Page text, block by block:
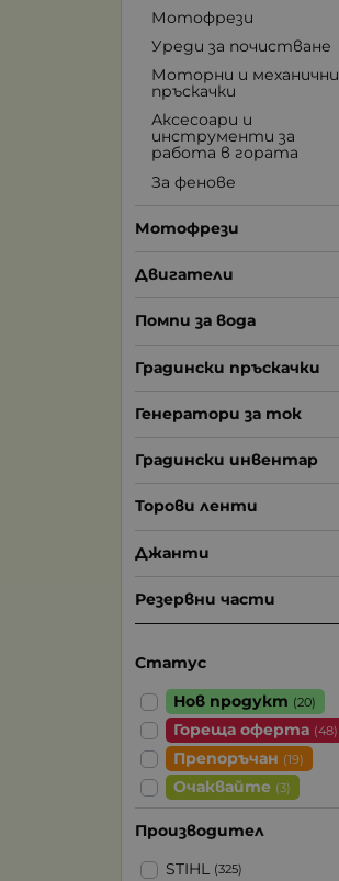
Мотофрези
Уреди за почистване
Моторни и механични
пръскачки
Аксесоари и
инструменти за
работа в гората
За фенове
Мотофрези
Двигатели
Помпи за вода
Градински пръскачки
Генератори за ток
Градински инвентар
Торови ленти
Джанти
Резервни части
Статус
Нов продукт (20)
Гореща оферта (48)
Препоръчан (19)
Очаквайте (3)
Производител
STIHL (325)